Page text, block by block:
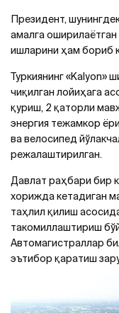
Президент,
амалга
ишларини ҳам бориб
Туркиянинг «Kalyon»
чиқилган лойиҳага
қуриш, 2 қаторли
энергия тежамкор
ва велосипед
режалаштирилган.
Давлат раҳбари бир
хорижда кетадиган
таҳлил қилиш
такомиллаштириш
Aвтомагистраллар
эътибор қаратиш